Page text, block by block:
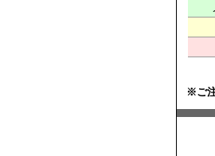
※ご